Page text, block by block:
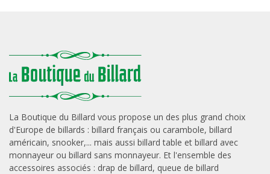
La Boutique du Billard vous propose un des plus grand choix
d'Europe de billards : billard français ou carambole, billard
américain, snooker,... mais aussi billard table et billard avec
monnayeur ou billard sans monnayeur. Et l'ensemble des
accessoires associés : drap de billard, queue de billard